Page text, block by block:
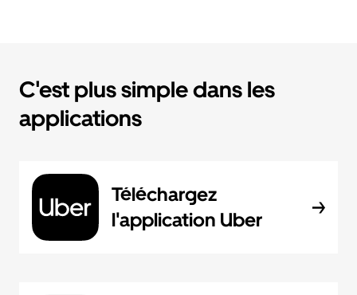
C'est plus simple dans les
applications
Téléchargez
l'application Uber